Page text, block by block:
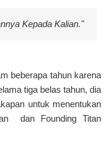
Kepada Kalian."
beberapa tahun karena
tiga belas tahun, dia
untuk menentukan
dan Founding Titan